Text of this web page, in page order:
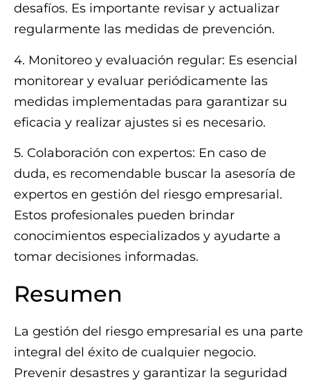
desafíos. Es importante revisar y actualizar
regularmente las medidas de prevención.
4. Monitoreo y evaluación regular: Es esencial
monitorear y evaluar periódicamente las
medidas implementadas para garantizar su
eficacia y realizar ajustes si es necesario.
5. Colaboración con expertos: En caso de
duda, es recomendable buscar la asesoría de
expertos en gestión del riesgo empresarial.
Estos profesionales pueden brindar
conocimientos especializados y ayudarte a
tomar decisiones informadas.
Resumen
La gestión del riesgo empresarial es una parte
integral del éxito de cualquier negocio.
Prevenir desastres y garantizar la seguridad